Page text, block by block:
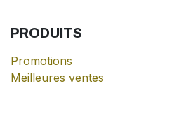
PRODUITS
Promotions
Meilleures ventes